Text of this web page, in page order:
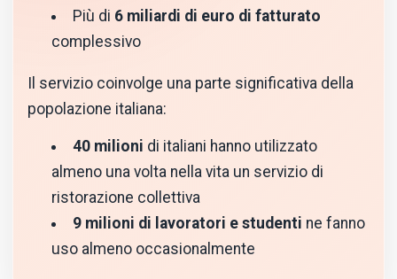
Più di 6 miliardi di euro di fatturato
complessivo
Il servizio coinvolge una parte significativa della
popolazione italiana:
40 milioni di italiani hanno utilizzato
almeno una volta nella vita un servizio di
ristorazione collettiva
9 milioni di lavoratori e studenti ne fanno
uso almeno occasionalmente